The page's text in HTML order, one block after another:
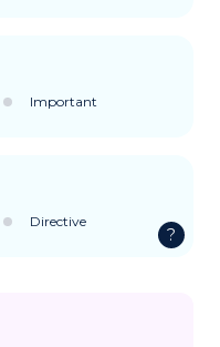
Important
Directive
?